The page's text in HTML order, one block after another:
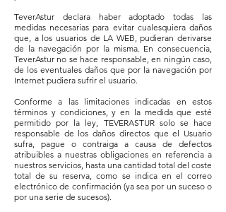
TeverAstur declara haber adoptado todas las
medidas necesarias para evitar cualesquiera daños
que, a los usuarios de LA WEB, pudieran derivarse
de la navegación por la misma. En consecuencia,
TeverAstur no se hace responsable, en ningún caso,
de los eventuales daños que por la navegación por
Internet pudiera sufrir el usuario.
Conforme a las limitaciones indicadas en estos
términos y condiciones, y en la medida que esté
permitido por la ley, TEVERASTUR solo se hace
responsable de los daños directos que el Usuario
sufra, pague o contraiga a causa de defectos
atribuibles a nuestras obligaciones en referencia a
nuestros servicios, hasta una cantidad total del coste
total de su reserva, como se indica en el correo
electrónico de confirmación (ya sea por un suceso o
por una serie de sucesos).